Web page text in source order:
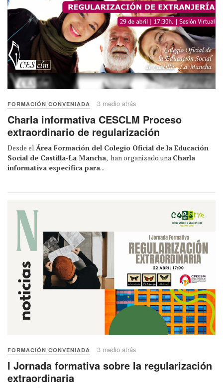
FORMACIÓN CONVENIADA 3 medio atrás
Charla informativa CESCLM Proceso
extraordinario de regularización
Desde el Área Formación del Colegio Oficial de la Educación
Social de Castilla-La Mancha, han organizado una Charla
informativa específica para...
FORMACIÓN CONVENIADA 3 medio atrás
I Jornada formativa sobre la regularización
extraordinaria